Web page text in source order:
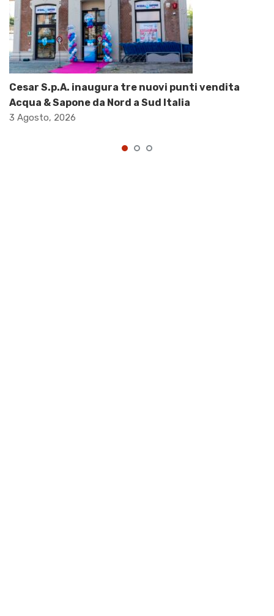
Cesar S.p.A. inaugura tre nuovi punti vendita
Acqua & Sapone da Nord a Sud Italia
3 Agosto, 2026